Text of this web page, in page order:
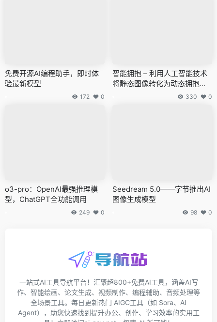
免费开源AI编程助手，即时体
验最新模型
172 0
智能拥抱 – 利用人工智能技术
将静态图像转化为动态拥抱影
330 0
o3-pro：OpenAI最强推理模
型，ChatGPT全功能调用
249 0
Seedream 5.0——字节推出AI
图像生成模型
98 0
一站式AI工具导航平台！汇聚超800+免费AI工具，涵盖AI写
作、智能绘画、论文生成、视频制作、编程辅助、音频处理等
全场景工具。每日更新热门 AIGC工具（如 Sora、AI
Agent），助您快速找到提升办公、创作、学习效率的实用工